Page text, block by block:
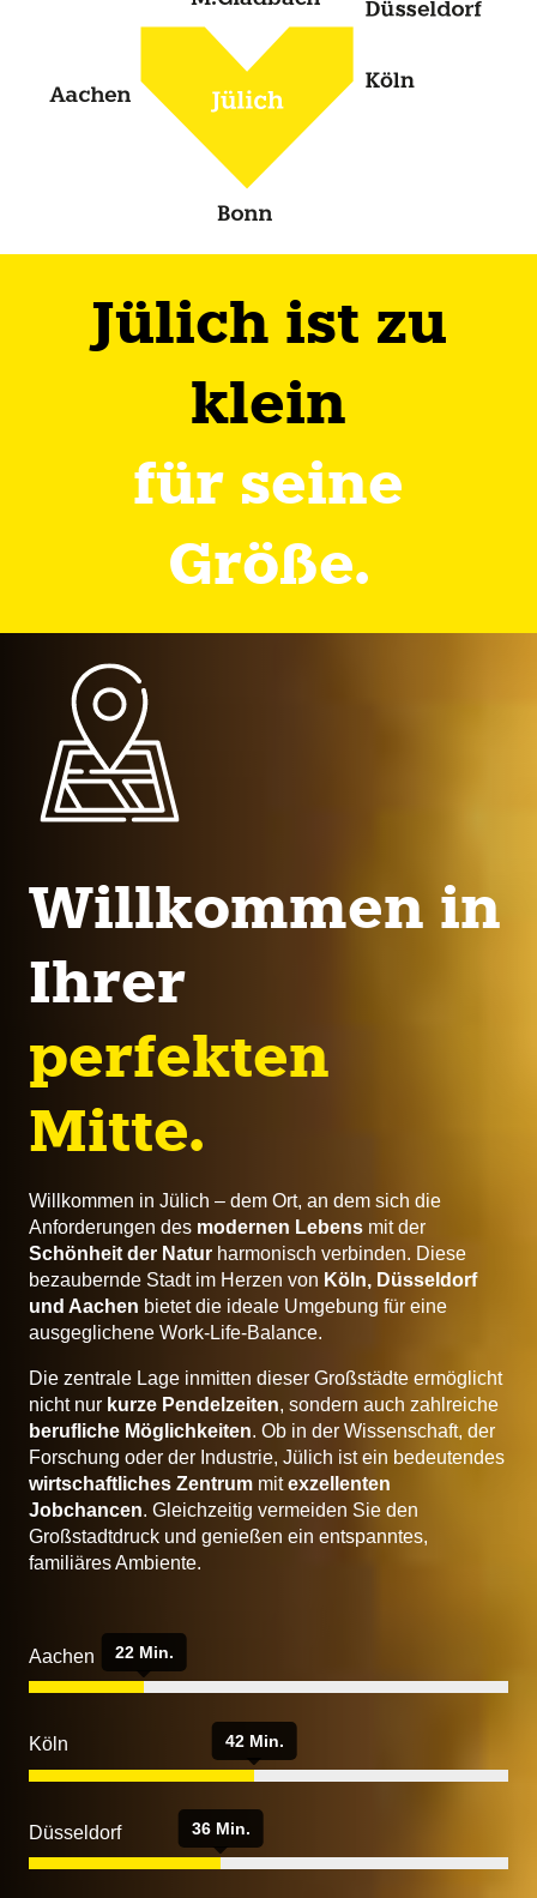
Jülich ist zu
klein
für seine
Größe.
Willkommen in
Ihrer
perfekten
Mitte.
Willkommen in Jülich – dem Ort, an dem sich die
Anforderungen des modernen Lebens mit der
Schönheit der Natur harmonisch verbinden. Diese
bezaubernde Stadt im Herzen von Köln, Düsseldorf
und Aachen bietet die ideale Umgebung für eine
ausgeglichene Work-Life-Balance.
Die zentrale Lage inmitten dieser Großstädte ermöglicht
nicht nur kurze Pendelzeiten, sondern auch zahlreiche
berufliche Möglichkeiten. Ob in der Wissenschaft, der
Forschung oder der Industrie, Jülich ist ein bedeutendes
wirtschaftliches Zentrum mitexzellenten
Jobchancen. Gleichzeitig vermeiden Sie den
Großstadtdruck und genießen ein entspanntes,
familiäres Ambiente.
Aachen 22 Min.
Köln 42 Min.
Düsseldorf 36 Min.